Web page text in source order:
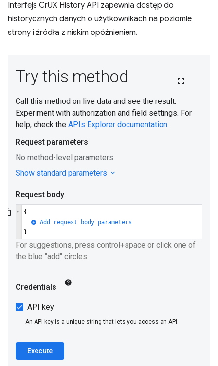
Interfejs CrUX History API zapewnia dostęp do
historycznych danych o użytkownikach na poziomie
strony i źródła z niskim opóźnieniem.